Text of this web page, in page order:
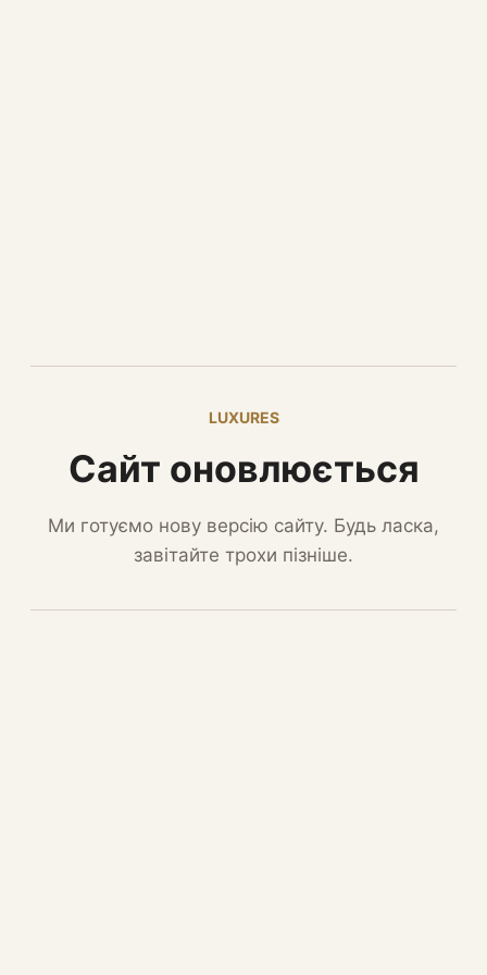
LUXURES
Сайт оновлюється
Ми готуємо нову версію сайту. Будь ласка,
завітайте трохи пізніше.